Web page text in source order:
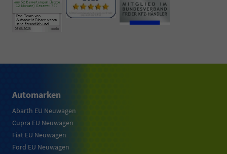
Automarken
Abarth EU Neuwagen
Cupra EU Neuwagen
Fiat EU Neuwagen
Ford EU Neuwagen